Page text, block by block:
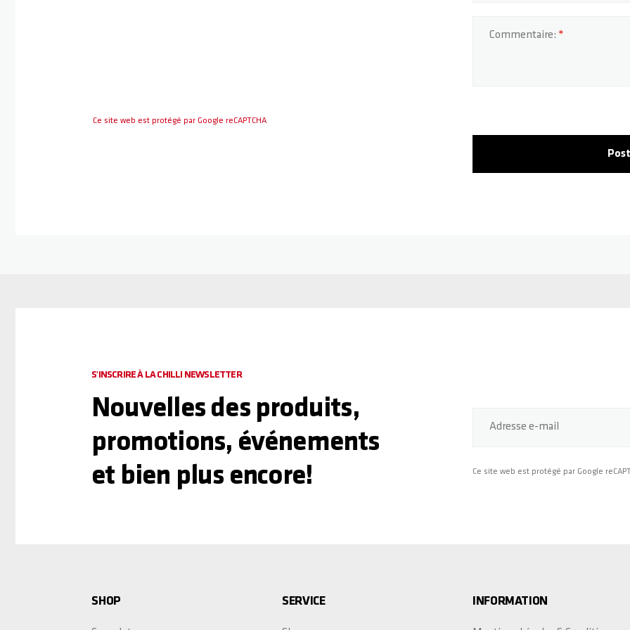
Commentaire:
Ce site web est protégé par Google reCAPTCHA
Adresse e-mail
Ce site web est protégé par Google
S'INSCRIRE À LA CHILLI NEWSLETTER
Nouvelles des produits,
promotions, événements
et bien plus encore!
SHOP SERVICE INFORMATION